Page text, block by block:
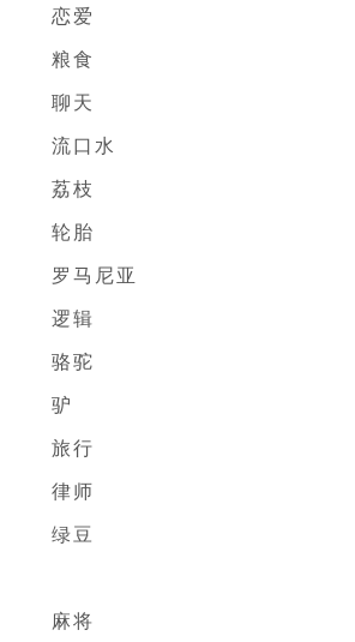
恋爱
粮食
聊天
流口水
荔枝
轮胎
罗马尼亚
逻辑
骆驼
驴
旅行
律师
绿豆
麻将